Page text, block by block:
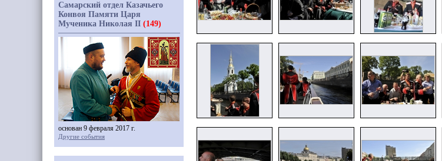
Самарский отдел Казачьего
Конвоя Памяти Царя
Мученика Николая II (149)
основан 9 февраля 2017 г.
Другие события